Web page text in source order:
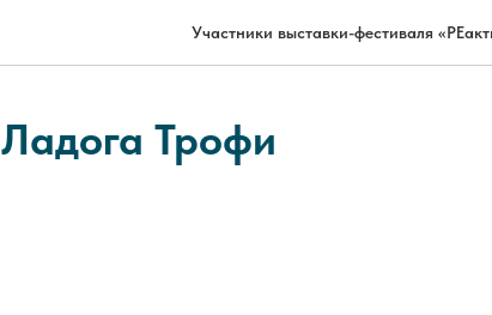
Участники выставки-фестиваля
Ладога Трофи